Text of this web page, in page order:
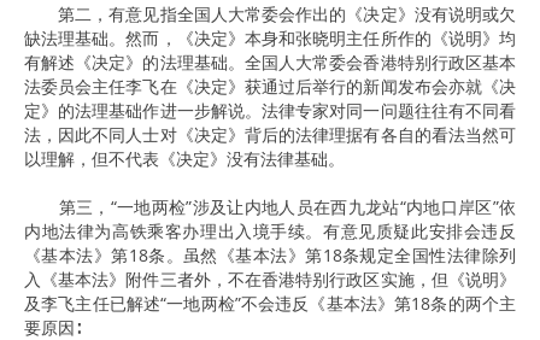
第二，有意见指全国人大常委会作出的《决定》没有说明或欠
缺法理基础。然而，《决定》本身和张晓明主任所作的《说明》均
有解述《决定》的法理基础。全国人大常委会香港特别行政区基本
法委员会主任李飞在《决定》获通过后举行的新闻发布会亦就《决
定》的法理基础作进一步解说。法律专家对同一问题往往有不同看
法，因此不同人士对《决定》背后的法律理据有各自的看法当然可
以理解，但不代表《决定》没有法律基础。
第三，“一地两检”涉及让内地人员在西九龙站“内地口岸区”依
内地法律为高铁乘客办理出入境手续。有意见质疑此安排会违反
《基本法》第18条。虽然《基本法》第18条规定全国性法律除列
入《基本法》附件三者外，不在香港特别行政区实施，但《说明》
及李飞主任已解述“一地两检”不会违反《基本法》第18条的两个主
要原因∶